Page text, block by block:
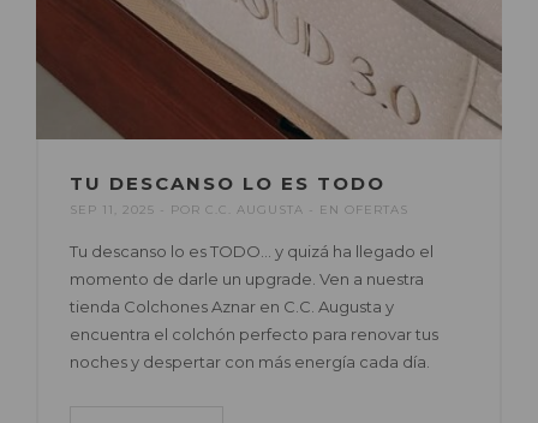
TU DESCANSO LO ES TODO
SEP 11, 2025 POR C.C. AUGUSTA EN OFERTAS
Tu descanso lo es TODO… y quizá ha llegado el
momento de darle un upgrade. Ven a nuestra
tienda Colchones Aznar en C.C. Augusta y
encuentra el colchón perfecto para renovar tus
noches y despertar con más energía cada día.